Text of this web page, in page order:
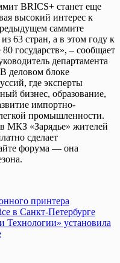
BRICS+ станет еще
высокий интерес к
саммите
63 стран, а в этом году к
государств», – сообщает
департамента
деловом блоке
где эксперты
бизнес, образование,
импортно-
промышленности.
МКЗ «Зарядье» жителей
сделает
форума — она
принтера
в Санкт-Петербурге
Технологии» установила